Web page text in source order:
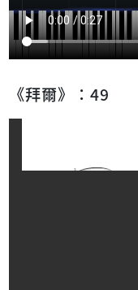
《拜爾》：49